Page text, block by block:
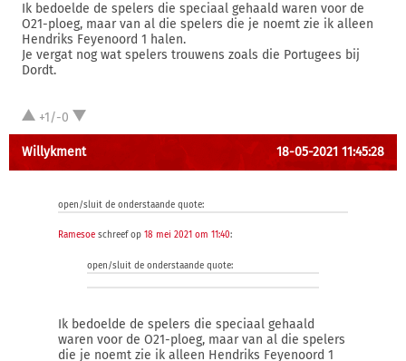
Ik bedoelde de spelers die speciaal gehaald waren voor de
O21-ploeg, maar van al die spelers die je noemt zie ik alleen
Hendriks Feyenoord 1 halen.
Je vergat nog wat spelers trouwens zoals die Portugees bij
Dordt.
+1/-0
Willykment 18-05-2021 11:45:28
open/sluit de onderstaande quote:
Ramesoe schreef op 18 mei 2021 om 11:40:
open/sluit de onderstaande quote:
Ik bedoelde de spelers die speciaal gehaald
waren voor de O21-ploeg, maar van al die spelers
die je noemt zie ik alleen Hendriks Feyenoord 1